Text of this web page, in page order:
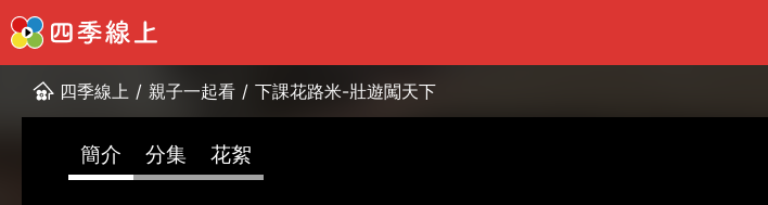
四季線上 / 親子一起看 / 下課花路米-壯遊闖天下
簡介 分集 花絮